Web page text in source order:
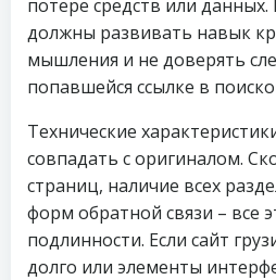
потере средств или
должны развивать навык
мышления и не доверять
попавшейся ссылке в
Технические
совпадать с оригиналом.
страниц, наличие всех
форм обратной связи – все
подлинности. Если сайт
долго или элементы